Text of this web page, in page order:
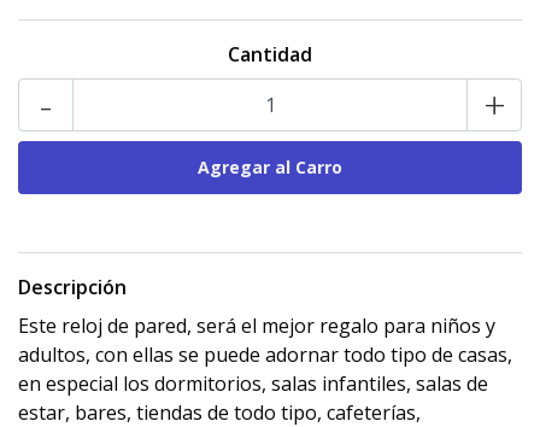
Cantidad
- +
Descripción
Este reloj de pared, será el mejor regalo para niños y
adultos, con ellas se puede adornar todo tipo de casas,
en especial los dormitorios, salas infantiles, salas de
estar, bares, tiendas de todo tipo, cafeterías,